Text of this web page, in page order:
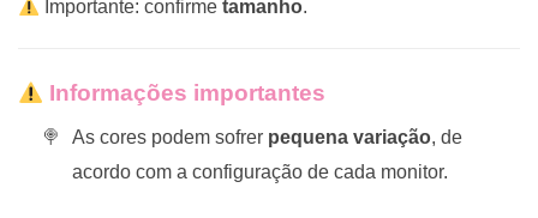
Importante: confirme tamanho.
Informações importantes
As cores podem sofrer pequena variação, de
acordo com a configuração de cada monitor.